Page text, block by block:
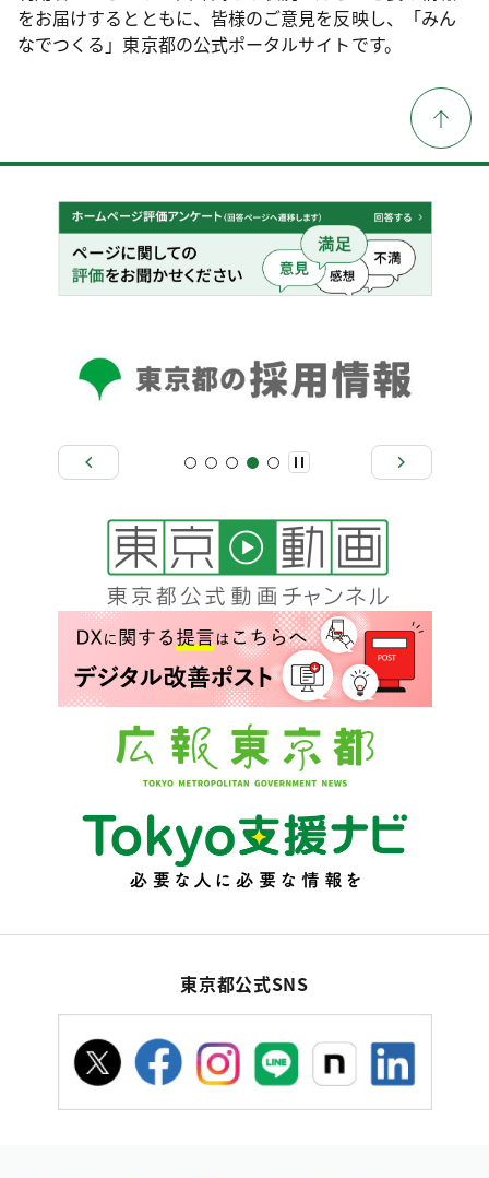
をお届けするとともに、皆様のご意見を反映し、「みん
なでつくる」東京都の公式ポータルサイトです。
東京都公式SNS